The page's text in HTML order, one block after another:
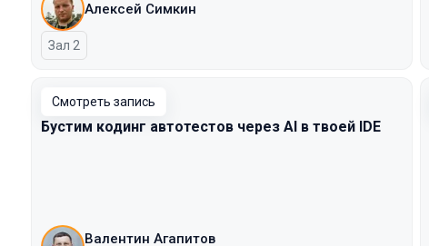
Алексей Симкин
Зал 2
Смотреть запись
Бустим кодинг автотестов через AI в твоей IDE
Валентин Агапитов